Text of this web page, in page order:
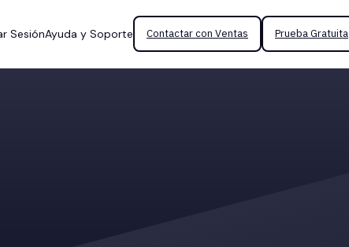
SesiónAyuda y Soporte Contactar con Ventas Prueba Gratuita